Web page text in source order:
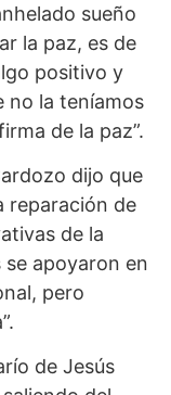
sueño
la paz, es de
positivo y
no la teníamos
de la paz”.
dijo que
reparación de
de la
apoyaron en
pero
de Jesús